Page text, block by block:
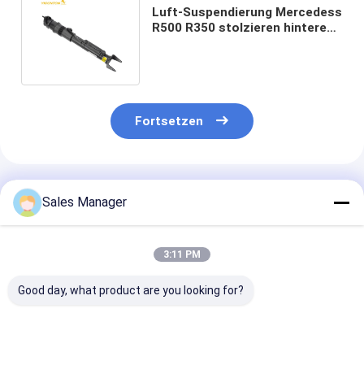
Luft-Suspendierung Mercedess
R500 R350 stolzieren hintere
Fortsetzen
Empfohlene Produkte
Sales Manager
3:11 PM
Good day, what product are you looking for?